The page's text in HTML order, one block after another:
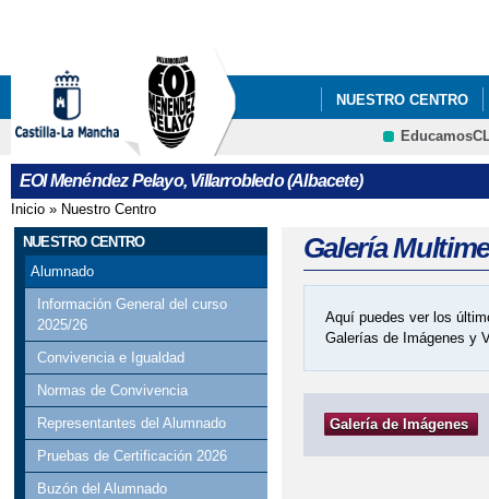
NUESTRO CENTRO
EOI Menéndez Pelayo, Villarrobledo (Albacete)
Se encuentra usted aquí
Inicio » Nuestro Centro
NUESTRO CENTRO
Alumnado
Información General del curso
2025/26
Convivencia e Igualdad
Normas de Convivencia
Representantes del Alumnado
Pruebas de Certificación 2026
Buzón del Alumnado
Galería
Aquí puedes ver los
Galerías de Imágenes y
Galería de Imágenes